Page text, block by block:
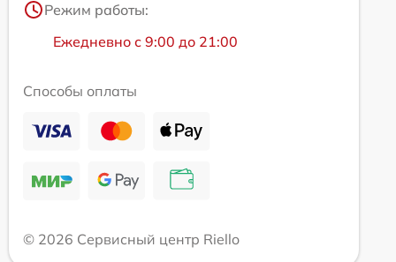
Режим работы:
Ежедневно с 9:00 до 21:00
Способы оплаты
© 2026 Сервисный центр Riello